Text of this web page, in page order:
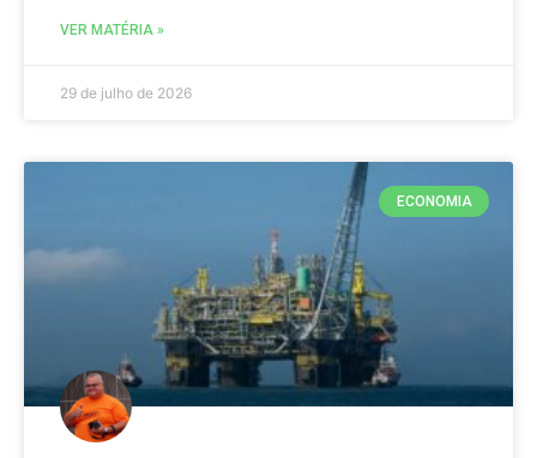
VER MATÉRIA »
29 de julho de 2026
ECONOMIA